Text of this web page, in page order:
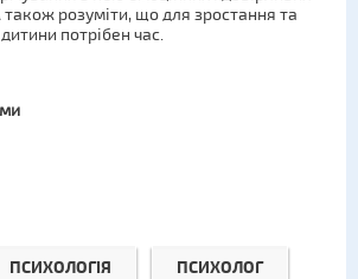
також розуміти, що для зростання та
потрібен час.
ПСИХОЛОГІЯ ПСИХОЛОГ